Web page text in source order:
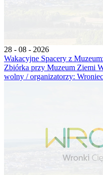
28 - 08 - 2026
Wakacyjne Spacery z
Zbiórka przy Muzeum Ziemi
wolny / organizatorzy: